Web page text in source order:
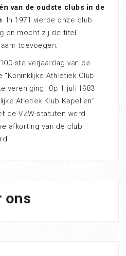
van de oudste clubs in de
. In 1971 vierde onze club
en mocht zij de titel
toevoegen.
ste verjaardag van de
Athletiek Club
vereniging. Op 1 juli 1983
Atletiek Klub Kapellen”
de VZW-statuten werd
afkorting van de club –
ons